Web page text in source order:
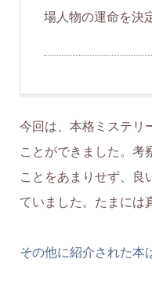
場人物の運命を決
今回は、本格ミステリ
ことができました。考
ことをあまりせず、良
ていました。たまには
その他に紹介された本